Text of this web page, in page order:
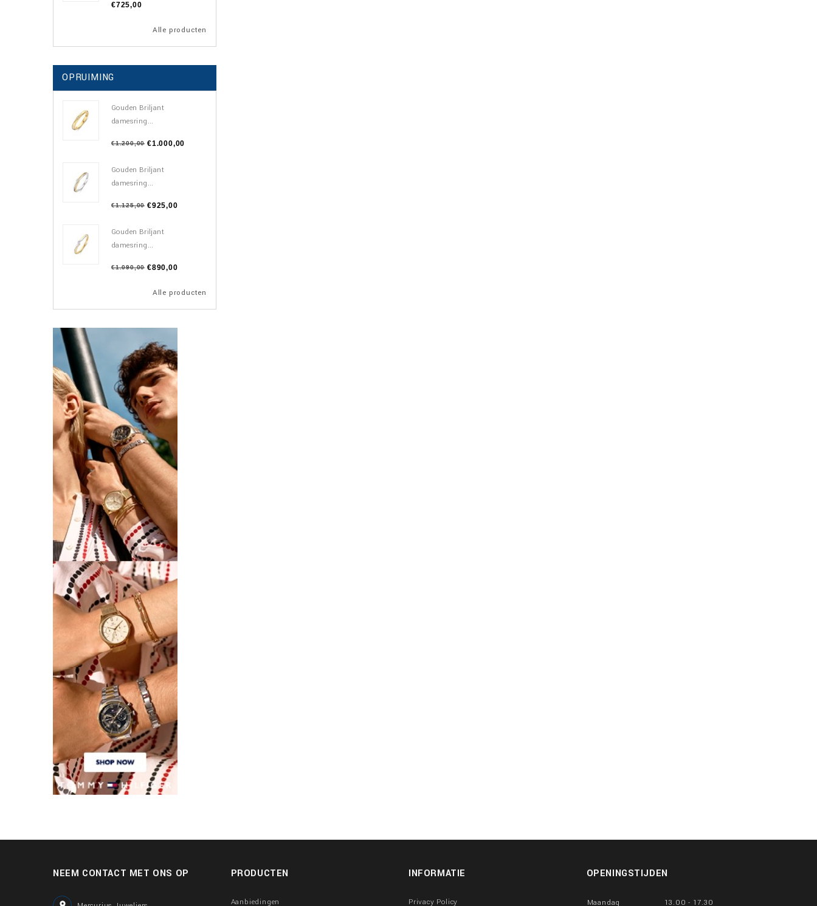
€725,00
Alle producten
OPRUIMING
Gouden Briljant
damesring...
€1.200,00 €1.000,00
Gouden Briljant
damesring...
€1.125,00 €925,00
Gouden Briljant
damesring...
€1.090,00 €890,00
Alle producten
NEEM CONTACT MET ONS OP PRODUCTEN
Aanbiedingen
INFORMATIE
Privacy Policy
OPENINGSTIJDEN
Maandag 13.00 - 17.30